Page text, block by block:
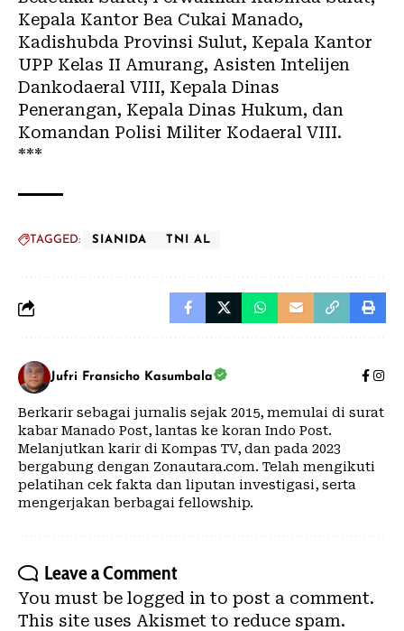
Kepala Kantor Bea Cukai Manado,
Kadishubda Provinsi Sulut, Kepala Kantor
UPP Kelas II Amurang, Asisten Intelijen
Dankodaeral VIII, Kepala Dinas
Penerangan, Kepala Dinas Hukum, dan
Komandan Polisi Militer Kodaeral VIII.
***
TAGGED: SIANIDA TNI AL
Jufri Fransicho Kasumbala
Berkarir sebagai jurnalis sejak 2015, memulai di surat
kabar Manado Post, lantas ke koran Indo Post.
Melanjutkan karir di Kompas TV, dan pada 2023
bergabung dengan Zonautara.com. Telah mengikuti
pelatihan cek fakta dan liputan investigasi, serta
mengerjakan berbagai fellowship.
Leave a Comment
You must be logged in to post a comment.
This site uses Akismet to reduce spam.